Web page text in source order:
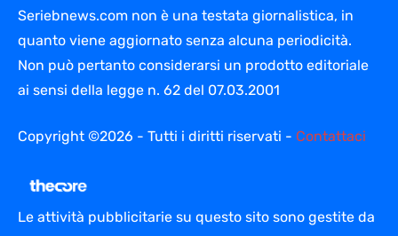
Seriebnews.com non è una testata giornalistica, in
quanto viene aggiornato senza alcuna periodicità.
Non può pertanto considerarsi un prodotto editoriale
ai sensi della legge n. 62 del 07.03.2001
Copyright ©2026 - Tutti i diritti riservati - Contattaci
Le attività pubblicitarie su questo sito sono gestite da